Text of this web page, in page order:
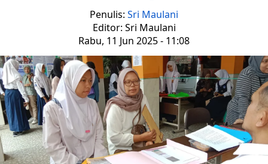
Penulis: Sri Maulani
Editor: Sri Maulani
Rabu, 11 Jun 2025 - 11:08